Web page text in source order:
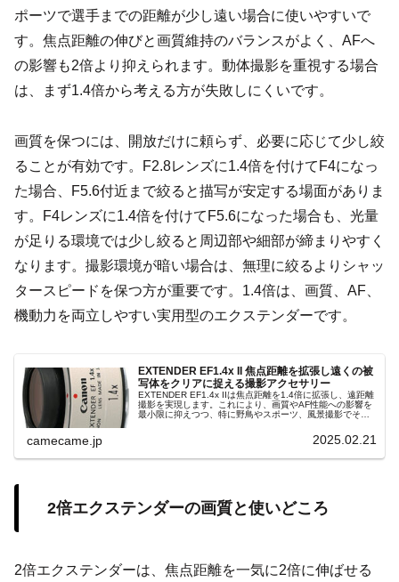
ポーツで選手までの距離が少し遠い場合に使いやすいで
す。焦点距離の伸びと画質維持のバランスがよく、AFへ
の影響も2倍より抑えられます。動体撮影を重視する場合
は、まず1.4倍から考える方が失敗しにくいです。
画質を保つには、開放だけに頼らず、必要に応じて少し絞
ることが有効です。F2.8レンズに1.4倍を付けてF4になっ
た場合、F5.6付近まで絞ると描写が安定する場面がありま
す。F4レンズに1.4倍を付けてF5.6になった場合も、光量
が足りる環境では少し絞ると周辺部や細部が締まりやすく
なります。撮影環境が暗い場合は、無理に絞るよりシャッ
タースピードを保つ方が重要です。1.4倍は、画質、AF、
機動力を両立しやすい実用型のエクステンダーです。
EXTENDER EF1.4x II 焦点距離を拡張し遠くの被
写体をクリアに捉える撮影アクセサリー
EXTENDER EF1.4x IIは焦点距離を1.4倍に拡張し、遠距離
撮影を実現します。これにより、画質やAF性能への影響を
最小限に抑えつつ、特に野鳥やスポーツ、風景撮影でその
camecame.jp 2025.02.21
2倍エクステンダーの画質と使いどころ
2倍エクステンダーは、焦点距離を一気に2倍に伸ばせる